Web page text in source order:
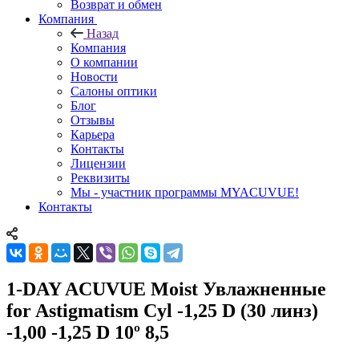
Возврат и обмен
Компания
Назад
Компания
О компании
Новости
Салоны оптики
Блог
Отзывы
Карьера
Контакты
Лицензии
Реквизиты
Мы - участник программы MYACUVUE!
Контакты
1-DAY ACUVUE Moist Увлажненные
for Astigmatism Cyl -1,25 D (30 линз)
-1,00 -1,25 D 10º 8,5